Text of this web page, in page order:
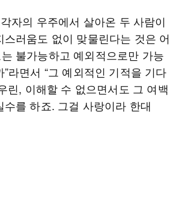
자의 우주에서 살아온 두 사람이
스러움도 없이 맞물린다는 것은 어
불가능하고 예외적으로만 가능
라면서 “그 예외적인 기적을 기다
린, 이해할 수 없으면서도 그 여백
수를 하죠. 그걸 사랑이라 한대